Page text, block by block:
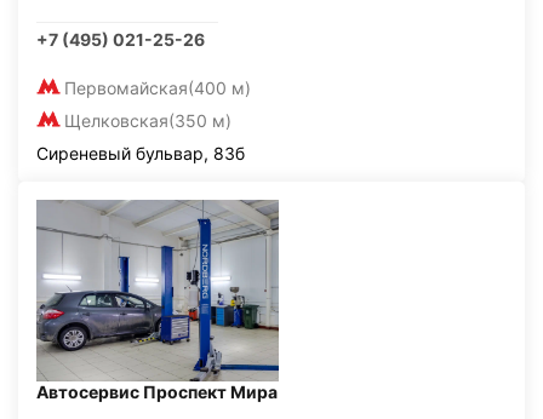
+7 (495) 021-25-26
Первомайская(400 м)
Щелковская(350 м)
Сиреневый бульвар, 83б
Автосервис Проспект Мира